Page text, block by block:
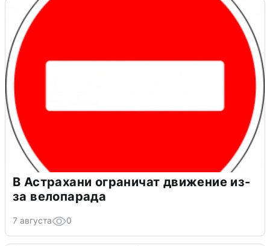
В Астрахани ограничат движение из-
за велопарада
7 августа 0